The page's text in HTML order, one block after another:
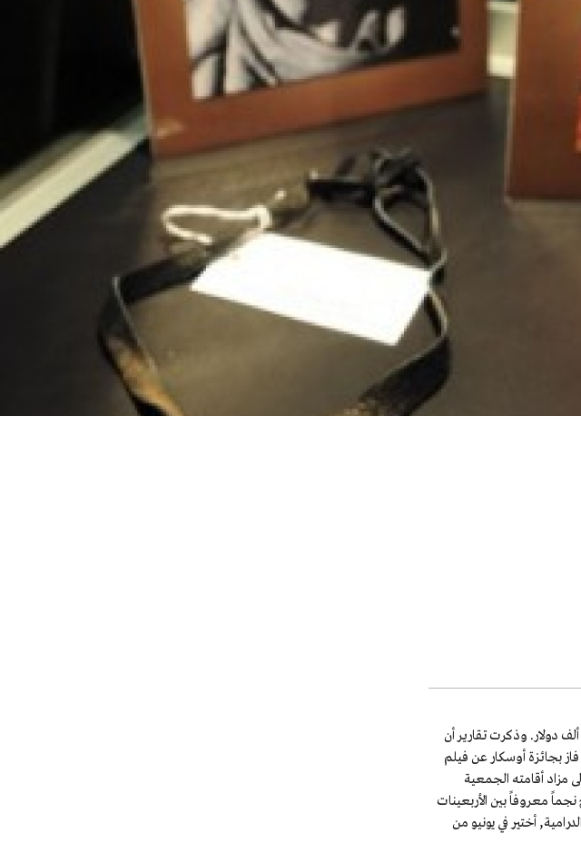
تعرض رقعة العين الأصلية التي وضعها النجم الأميركي جون واين في فيلم "ترو غريت" للبيع في مزاد ويتوقع أن تحقق نحو 35 ألف دولار. وذكرت تقارير أن
بجائزة أوسكار عن فيلم
إلى مزاد أقامته الجمعية
الصامتة وأصبح نجماً معروفاً بين الأربعينات
أختير في يونيو من